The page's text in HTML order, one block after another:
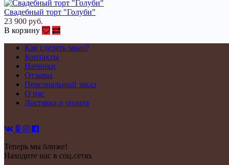
Свадебный торт "Голуби"
23 900 руб.
В корзину
Как сделать заказ?
Контакты
Начинки
Отзывы
Персональный заказ
О нас
Доставка и оплата
Теперь мы ближе!
Находите нас в соц.сетях